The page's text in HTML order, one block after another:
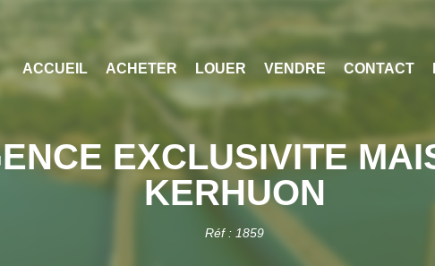
ACCUEIL ACHETER LOUER VENDRE CONTACT
EXCLUSIVITE
KERHUON
Réf : 1859